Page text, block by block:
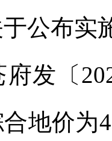
公布实
发〔
地价为